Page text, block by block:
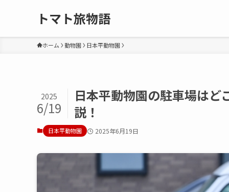
トマト旅物語
ホーム 動物園 日本平動物園
日本平動物園の駐車場は
説！
2025
6/19
日本平動物園 2025年6月19日